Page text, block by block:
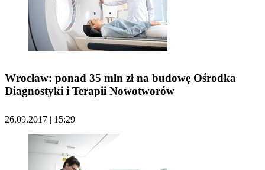
Wrocław: ponad 35 mln zł na budowę Ośrodka
Diagnostyki i Terapii Nowotworów
26.09.2017 | 15:29